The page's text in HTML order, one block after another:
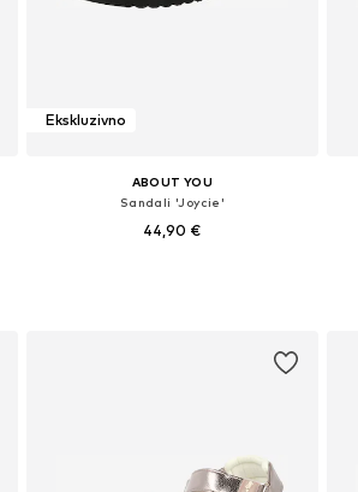
Ekskluzivno
ABOUT YOU
Sandali 'Joycie'
44,90 €